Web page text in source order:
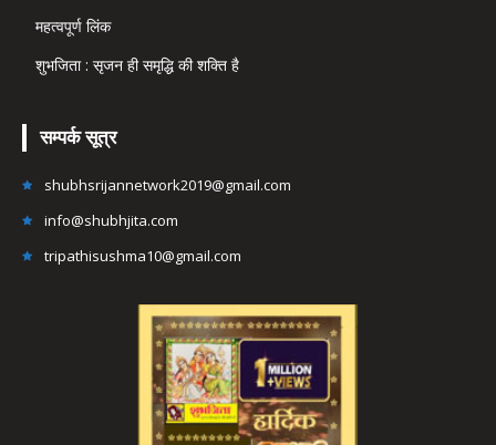
महत्वपूर्ण लिंक
शुभजिता : सृजन ही समृद्धि की शक्ति है
सम्पर्क सूत्र
shubhsrijannetwork2019@gmail.com
info@shubhjita.com
tripathisushma10@gmail.com